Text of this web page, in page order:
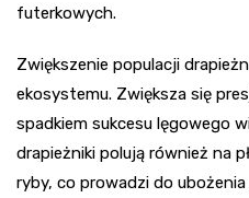
futerkowych.
Zwiększenie populacji
ekosystemu. Zwiększa się
spadkiem sukcesu lęgowego
drapieżniki polują również na
ryby, co prowadzi do